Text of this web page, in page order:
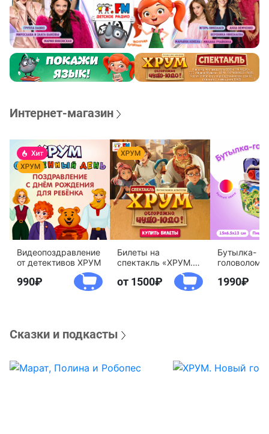
Интернет-магазин
Видеопоздравление
от детективов ХРУМ
990
Билеты на
спектакль «ХРУМ.
Осторожно, Чудо-
Юдо!»
от 1500
Бутылка-
агентство
1990
Сказки и подкасты